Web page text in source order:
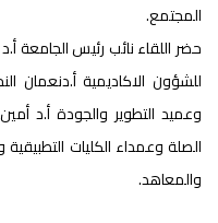
المجتمع.
حضر اللقاء نائب رئيس الجامعة
للشؤون الاكاديمية أ.دنعمان
وعميد التطوير والجودة أ.د
الصلة وعمداء الكليات
والمعاهد.